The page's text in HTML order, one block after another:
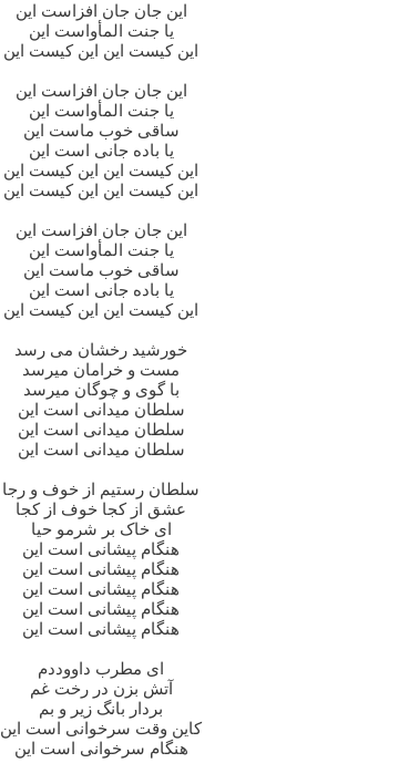
این جان جان افزاست این
یا جنت المأواست این
این کیست این این کیست این
این جان جان افزاست این
یا جنت المأواست این
ساقی خوب ماست این
یا باده جانی است این
این کیست این این کیست این
این کیست این این کیست این
این جان جان افزاست این
یا جنت المأواست این
ساقی خوب ماست این
یا باده جانی است این
این کیست این این کیست این
خورشید رخشان می رسد
مست و خرامان میرسد
با گوی و چوگان میرسد
سلطان میدانی است این
سلطان میدانی است این
سلطان میدانی است این
سلطان رستیم از خوف و رجا
عشق از کجا خوف از کجا
ای خاک بر شرمو حیا
هنگام پیشانی است این
هنگام پیشانی است این
هنگام پیشانی است این
هنگام پیشانی است این
هنگام پیشانی است این
ای مطرب داووددم
آتش بزن در رخت غم
بردار بانگ زیر و بم
کاین وقت سرخوانی است این
هنگام سرخوانی است این